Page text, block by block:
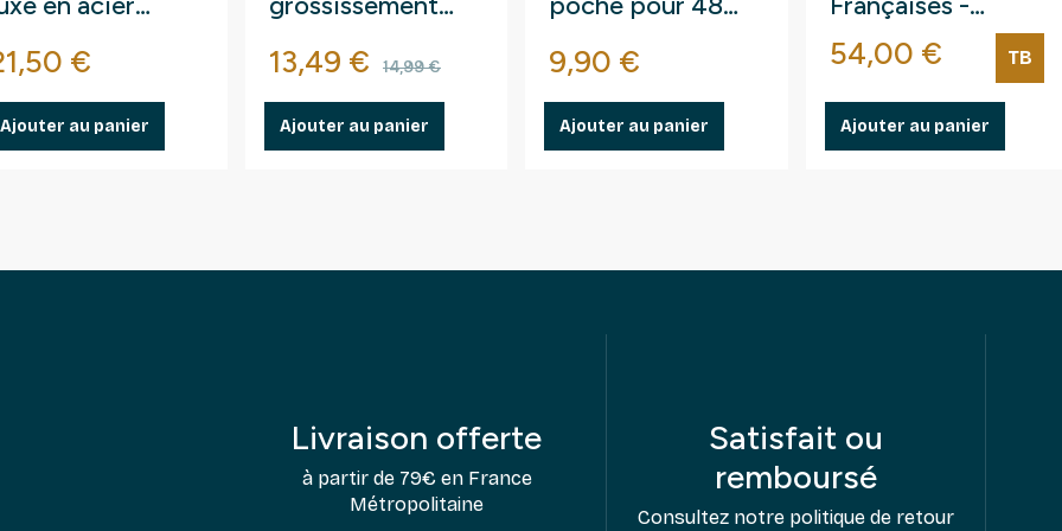
€
Ajouter au panier
Prix
13,49 € Prix de base
14,99 €
Ajouter au panier
mm.
Prix
9,90 €
Ajouter au panier
paquet 1 kilo.
Prix
54,00 € TB
Ajouter au panier
Livraison offerte
à partir de 79€ en France
Métropolitaine
Satisfait ou
remboursé
Consultez notre politique de retour